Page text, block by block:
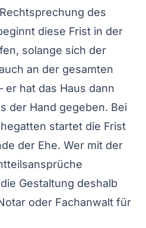
des
diese Frist in der
solange sich der
an der gesamten
hat das Haus dann
der Hand gegeben. Bei
startet die Frist
der Ehe. Wer mit der
Gestaltung deshalb
oder Fachanwalt für